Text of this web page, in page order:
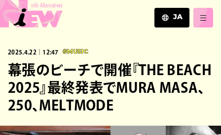
JA
ZH
2025.4.22｜12:47 #MUSIC
幕張のビーチで開催『THE BEACH
2025』最終発表でMURA MASA、
250、MELTMODE